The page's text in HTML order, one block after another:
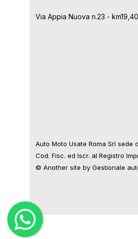
Via Appia Nuova n.23 -
Auto Moto Usate Roma Srl sede
Cod. Fisc. ed Iscr. al Registro
© Another site by Gestionale